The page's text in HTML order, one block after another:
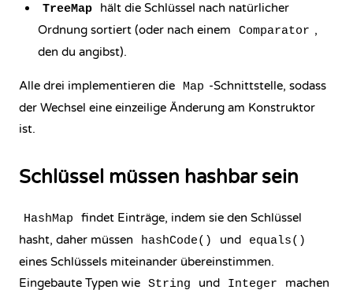
TreeMap
hält die Schlüssel nach natürlicher
Ordnung sortiert (oder nach einem
Comparator ,
den du angibst).
Alle drei implementieren die Map -Schnittstelle, sodass
der Wechsel eine einzeilige Änderung am Konstruktor
ist.
Schlüssel müssen hashbar sein
HashMap
findet Einträge, indem sie den Schlüssel
hasht, daher müssen
hashCode() und equals()
eines Schlüssels miteinander übereinstimmen.
Eingebaute Typen wie String und Integer
machen